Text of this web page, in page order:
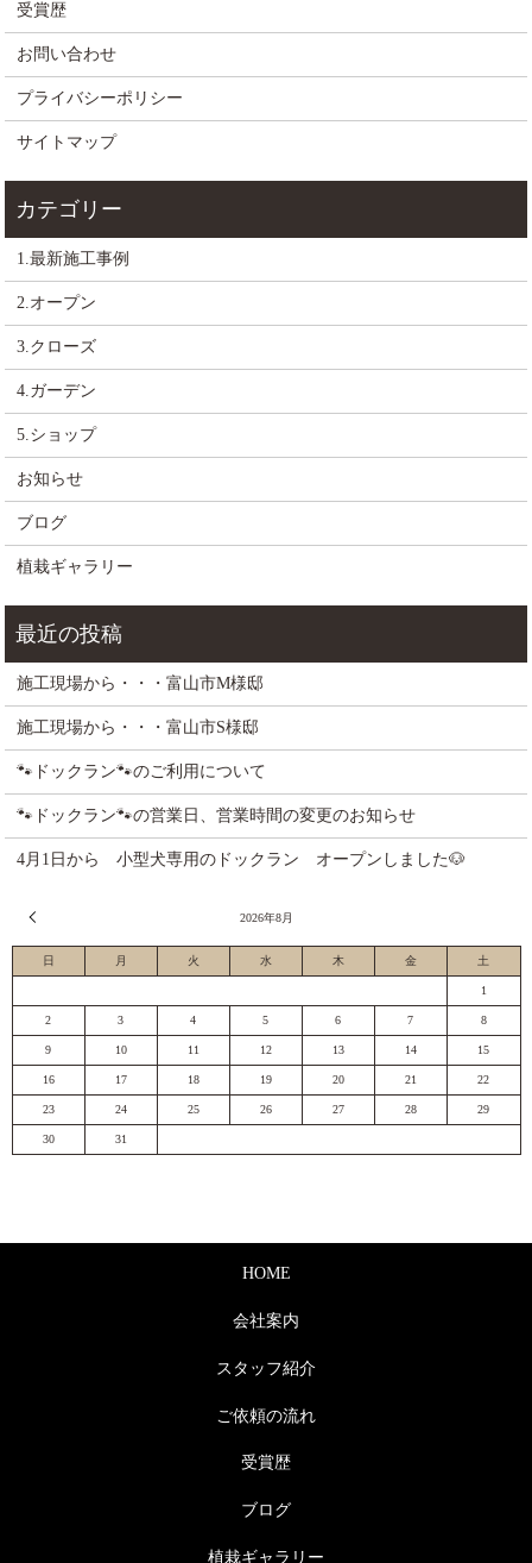
受賞歴
お問い合わせ
プライバシーポリシー
サイトマップ
1.最新施工事例
2.オープン
3.クローズ
4.ガーデン
5.ショップ
お知らせ
ブログ
植栽ギャラリー
施工現場から・・・富山市M様邸
施工現場から・・・富山市S様邸
🐾ドックラン🐾のご利用について
🐾ドックラン🐾の営業日、営業時間の変更のお知らせ
4月1日から 小型犬専用のドックラン オープンしました🐶
2026年8月
日 月 火 水 木 金 土
1
2 3 4 5 6 7 8
9 10 11 12 13 14 15
16 17 18 19 20 21 22
23 24 25 26 27 28 29
30 31
HOME
会社案内
スタッフ紹介
ご依頼の流れ
受賞歴
ブログ
植栽ギャラリー